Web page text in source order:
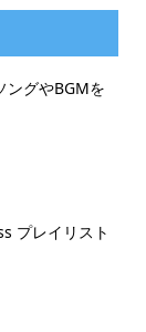
ングやBGMを
プレイリスト